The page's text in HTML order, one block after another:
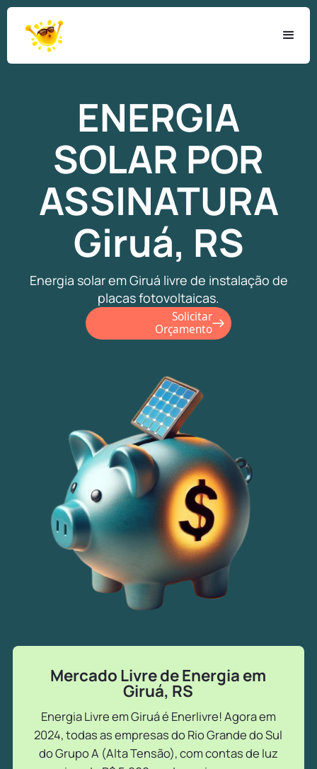
ENERGIA
SOLAR POR
ASSINATURA
Giruá, RS
Energia solar em Giruá livre de instalação de
placas fotovoltaicas.
Solicitar
Orçamento
Mercado Livre de Energia em
Giruá, RS
Energia Livre em Giruá é Enerlivre! Agora em
2024, todas as empresas do Rio Grande do Sul
do Grupo A (Alta Tensão), com contas de luz